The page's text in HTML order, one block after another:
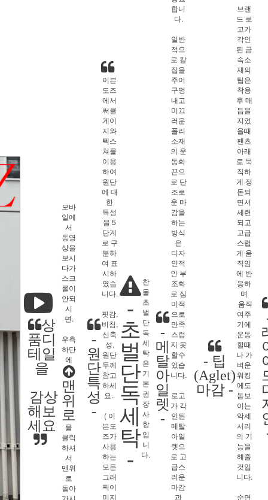
상
품디
테일
을
감상
해보
세요
모바
일에
서
동영
상을
보시
다가
스크
롤이
안되
시
면.
우측
하단
에
맨
위
로
를
클릭
하셔
서
맨위
로
돌아
-
원
단
특
성
-
이븐
도즈
에서
써클
게이
지와
텍스
쳐를
이용
하여
원단
에 대
한
특성
을 5
단계
로 구
분하
여 표
시하
였습
니다.
핏감,
비침,
신축
성,
원단
두께
참고
하세
요..
( 이
븐도
즈가
사용
하는
모든
그래
픽이
미지
-
초
벌
단
독
세
탁
-
찬
물
초
벌
단
독
세
탁
은
기
본
권
장
사
항
입
니
다.
-
메
탈
아
일
렛
-
합니
다.
일반
적으
로 칼
집을
주어
구멍
내고
미끄
러운
폴리
소재
의 운
동화
끈으
로 단
조로
운 마
감을
하는
방식
은
디자
인적
인 부
조화
로 심
미적
으로
만족
스럽
지 못
할수
있습
니다.
로고
가 각
인된
메탈
아일
렛으
로 고
급스
러운
마감
과
- 팁
(Aglet)
마감 -
브랜
드 로
고가
각인
된 금
속소
재의
팁은
착용
후 매
듭을
지었
을때
팬츠
아래
로 묵
직하
게 정
돈되
면서
세련
되고
고급
스럽
게 움
직임
에 반
응하
며
움직
여주
기에
운동
할때
나 가
벼운
워킹
에도
돋보
이는
악세
서리
의 기
능을
해줄
것입
니다.
순면